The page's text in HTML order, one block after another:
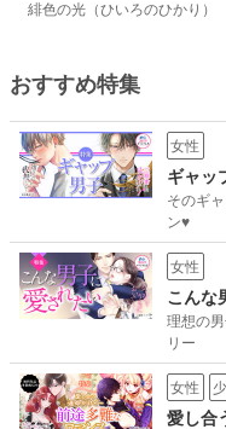
緋色の光（ひいろのひかり）
おすすめ特集
女性
ギャッ
そのギ
ン♥
女性
こんな
理想の
リー
女性
愛し合